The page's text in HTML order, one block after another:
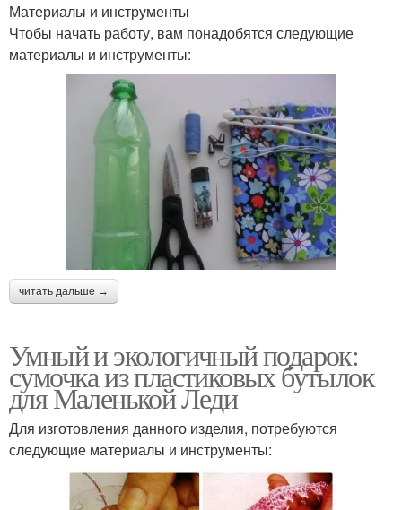
Материалы и инструменты
Чтобы начать работу, вам понадобятся следующие
материалы и инструменты:
читать дальше →
Умный и экологичный подарок:
сумочка из пластиковых бутылок
для Маленькой Леди
Для изготовления данного изделия, потребуются
следующие материалы и инструменты: